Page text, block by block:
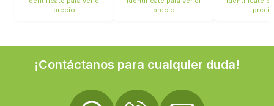
precio
precio
precio
¡Contáctanos para cualquier duda!